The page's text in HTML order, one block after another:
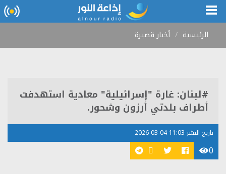
الرئيسية أخبار قصيرة
#لبنان: غارة "إسرائيلية" معادية استهدفت
أطراف بلدتي أرزون وشحور.
تاريخ النشر 11:03 04-03-2026
0